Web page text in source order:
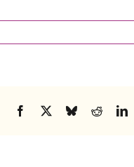
Facebook
X BlueskyReddit